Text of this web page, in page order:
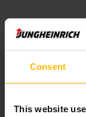
Consent
This website
O projeto está a
especialistas da AI
total mais de 33
fase de